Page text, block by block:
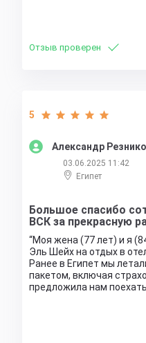
Отзыв проверен
Александр
5
03.06.2025 11:42
Египет
Большое спасибо
ВСК за прекрасную
Моя жена (77 лет) и я
Эль Шейх на отдых в
Ранее в Египет мы
пакетом, включая
предложила нам